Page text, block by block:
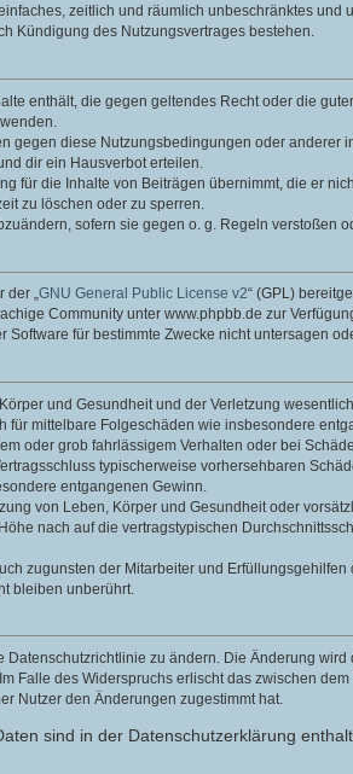
zeitlich und räumlich unbeschränktes
Kündigung des Nutzungsvertrages bestehen.
enthält, die gegen geltendes Recht oder die
gegen diese Nutzungsbedingungen oder
dir ein Hausverbot erteilen.
für die Inhalte von Beiträgen übernimmt, die er
zu löschen oder zu sperren.
sofern sie gegen o. g. Regeln verstoßen
der „GNU General Public License v2“ (GPL)
Community unter www.phpbb.de zur
für bestimmte Zwecke nicht untersagen
und Gesundheit und der Verletzung
mittelbare Folgeschäden wie insbesondere
oder grob fahrlässigem Verhalten oder bei
typischerweise vorhersehbaren
entgangenen Gewinn.
von Leben, Körper und Gesundheit oder
nach auf die vertragstypischen
zugunsten der Mitarbeiter und Erfüllungsgehilfen
bleiben unberührt.
zu ändern. Die Änderung wird
Falle des Widerspruchs erlischt das zwischen
Nutzer den Änderungen zugestimmt hat.
sind in der Datenschutzerklärung